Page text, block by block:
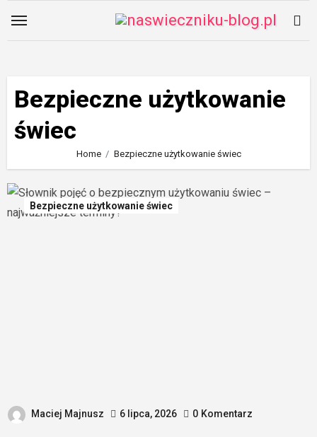
Bezpieczne użytkowanie
świec
Home Bezpieczne użytkowanie świec
Bezpieczne użytkowanie świec
Maciej Majnusz 6 lipca, 2026 0 Komentarz